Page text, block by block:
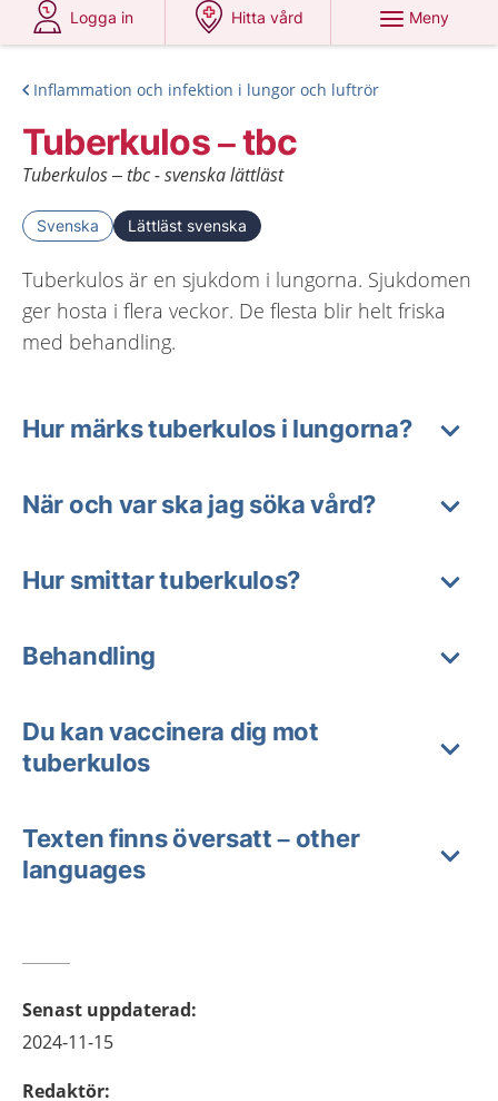
Logga in
Hitta vård
Meny
Inflammation och infektion i lungor och luftrör
Tuberkulos – tbc
Tuberkulos – tbc - svenska lättläst
Svenska Lättläst svenska
Tuberkulos är en sjukdom i lungorna. Sjukdomen
ger hosta i flera veckor. De flesta blir helt friska
med behandling.
Hur märks tuberkulos i lungorna?
När och var ska jag söka vård?
Hur smittar tuberkulos?
Behandling
Du kan vaccinera dig mot
tuberkulos
Texten finns översatt – other
languages
Senast uppdaterad:
2024-11-15
Redaktör: